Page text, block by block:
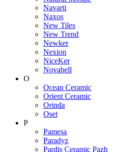
Navarti
Naxos
New Tiles
New Trend
Newker
Nexion
NiceKer
Novabell
O
Ocean Ceramic
Orient Ceramic
Orinda
Oset
P
Pamesa
Paradyz
Pardis Ceramic Pazh